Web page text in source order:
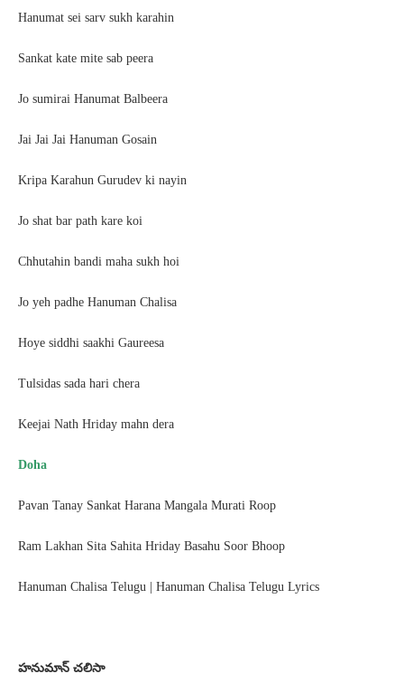
Hanumat sei sarv sukh karahin
Sankat kate mite sab peera
Jo sumirai Hanumat Balbeera
Jai Jai Jai Hanuman Gosain
Kripa Karahun Gurudev ki nayin
Jo shat bar path kare koi
Chhutahin bandi maha sukh hoi
Jo yeh padhe Hanuman Chalisa
Hoye siddhi saakhi Gaureesa
Tulsidas sada hari chera
Keejai Nath Hriday mahn dera
Doha
Pavan Tanay Sankat Harana Mangala Murati Roop
Ram Lakhan Sita Sahita Hriday Basahu Soor Bhoop
Hanuman Chalisa Telugu | Hanuman Chalisa Telugu Lyrics
హనుమాన్ చలిసా